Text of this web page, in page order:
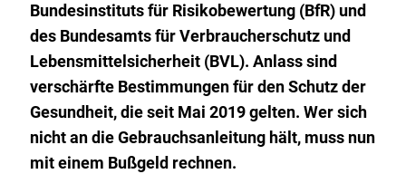
Bundesinstituts für Risikobewertung (BfR) und
des Bundesamts für Verbraucherschutz und
Lebensmittelsicherheit (BVL). Anlass sind
verschärfte Bestimmungen für den Schutz der
Gesundheit, die seit Mai 2019 gelten. Wer sich
nicht an die Gebrauchsanleitung hält, muss nun
mit einem Bußgeld rechnen.